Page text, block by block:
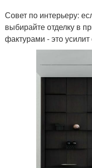
Совет по интерьеру:
выбирайте отделку в
фактурами - это